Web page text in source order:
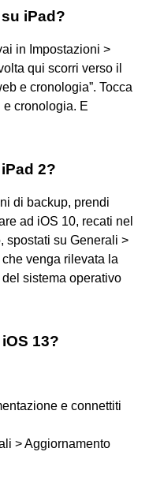
iPad?
in Impostazioni >
qui scorri verso il
e cronologia”. Tocca
cronologia. E
2?
di backup, prendi
ad iOS 10, recati nel
spostati su Generali >
venga rilevata la
sistema operativo
13?
e connettiti
> Aggiornamento